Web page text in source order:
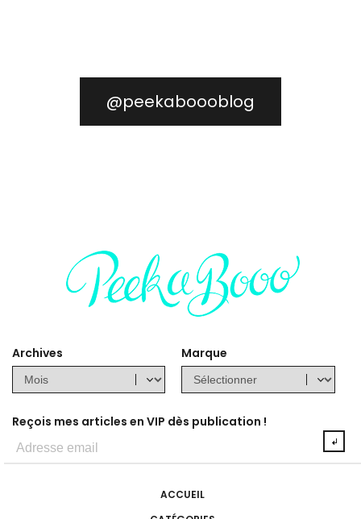
@peekaboooblog
Archives Marque
Reçois mes articles en VIP dès publication !
ACCUEIL